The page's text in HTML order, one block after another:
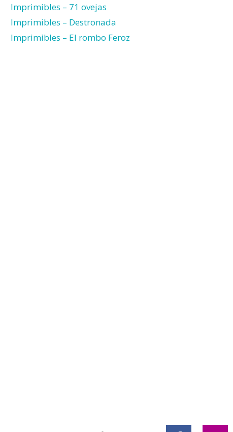
Imprimibles – 71 ovejas
Imprimibles – Destronada
Imprimibles – El rombo Feroz